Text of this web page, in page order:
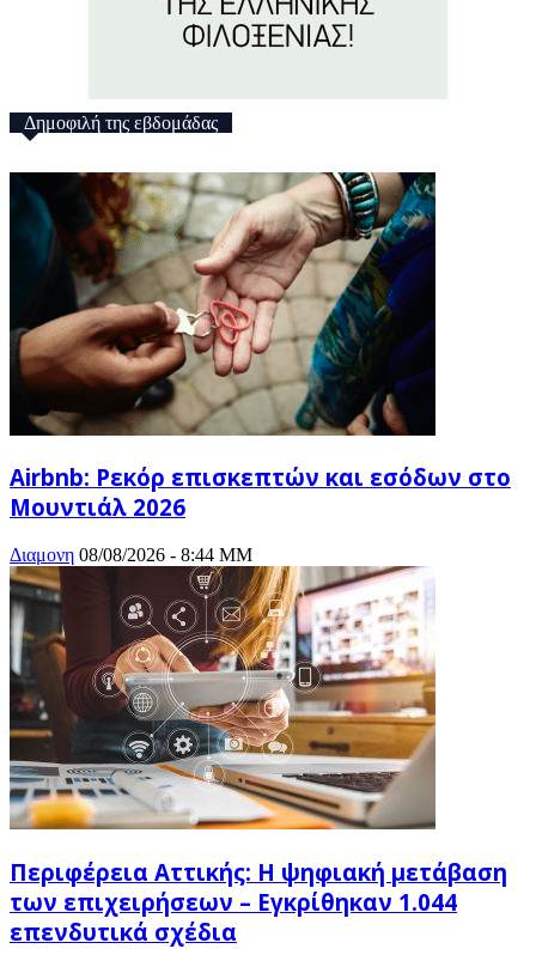
Δημοφιλή της εβδομάδας
Airbnb: Ρεκόρ επισκεπτών και εσόδων στο
Μουντιάλ 2026
Διαμονη 08/08/2026 - 8:44 ΜΜ
Περιφέρεια Αττικής: H ψηφιακή μετάβαση
των επιχειρήσεων – Εγκρίθηκαν 1.044
επενδυτικά σχέδια